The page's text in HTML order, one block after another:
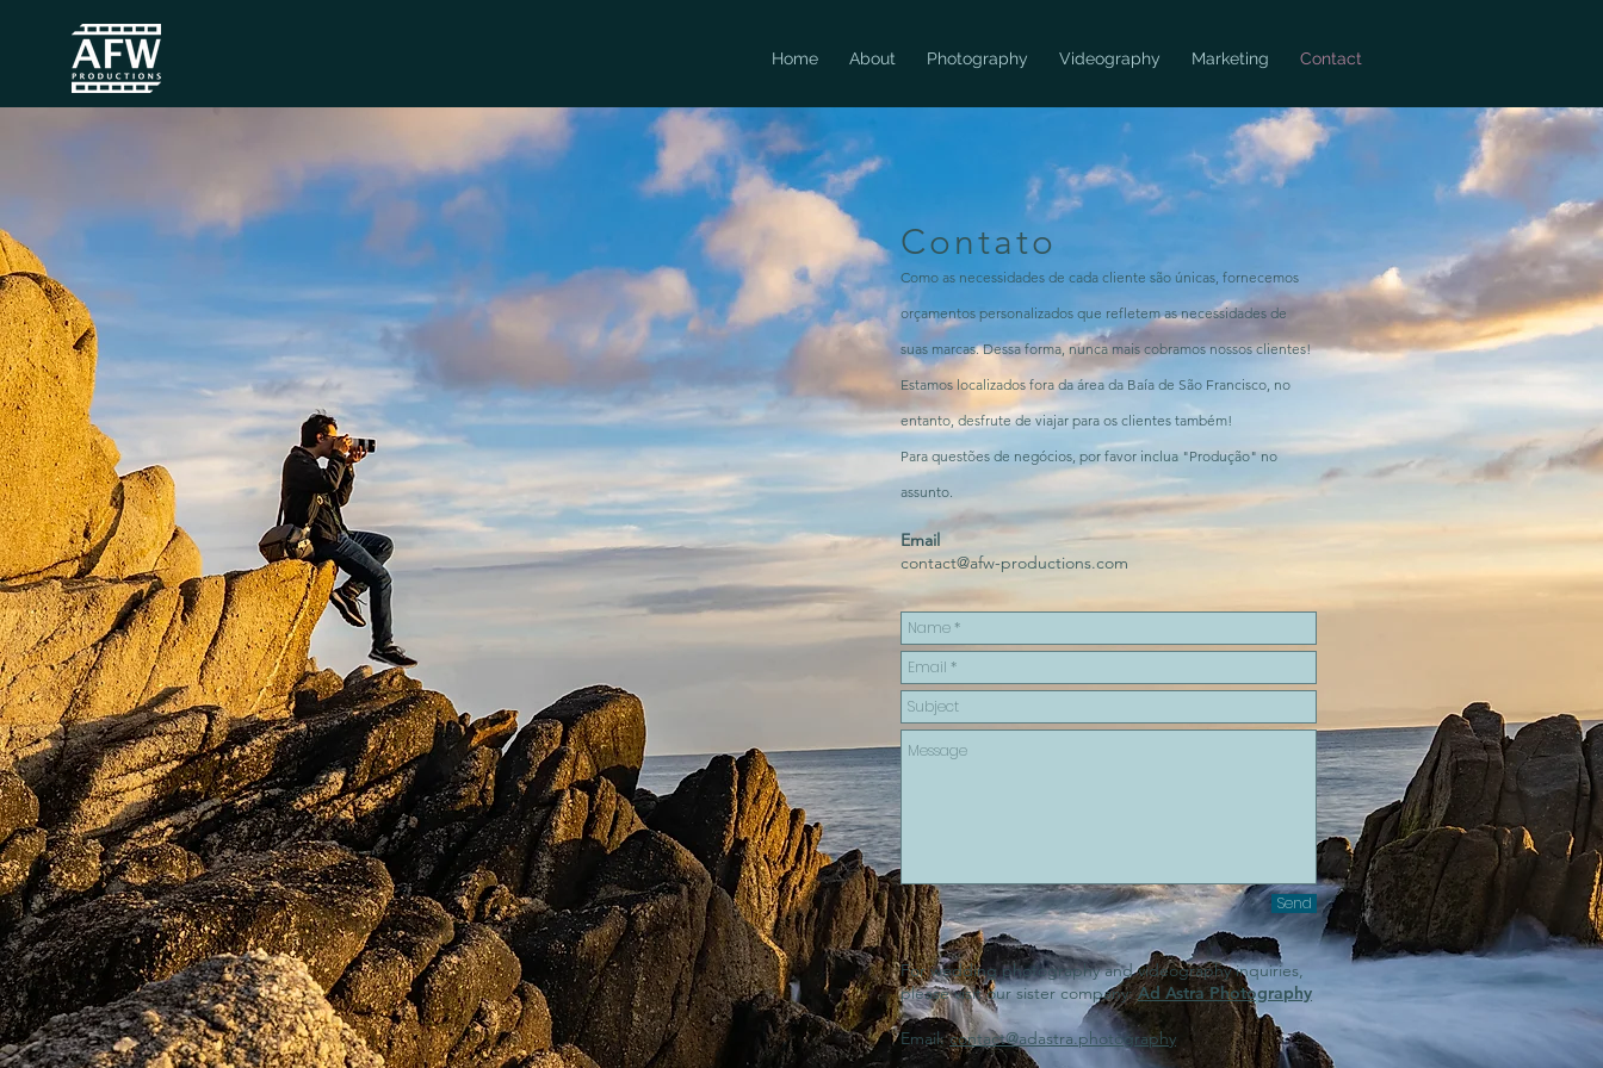
Home About Photography Videography Marketing Contact
Contato
Como as necessidades de cada cliente são únicas, fornecemos
orçamentos personalizados que refletem as necessidades de
suas marcas. Dessa forma, nunca mais cobramos nossos clientes!
Estamos localizados fora da área da Baía de São Francisco, no
entanto, desfrute de viajar para os clientes também!
Para questões de negócios, por favor inclua "Produção" no
assunto.
Email
contact@afw-productions.com
Send
For wedding photography and videography inquiries,
please visit our sister company:Ad Astra Photography
Email:contact@adastra.photography